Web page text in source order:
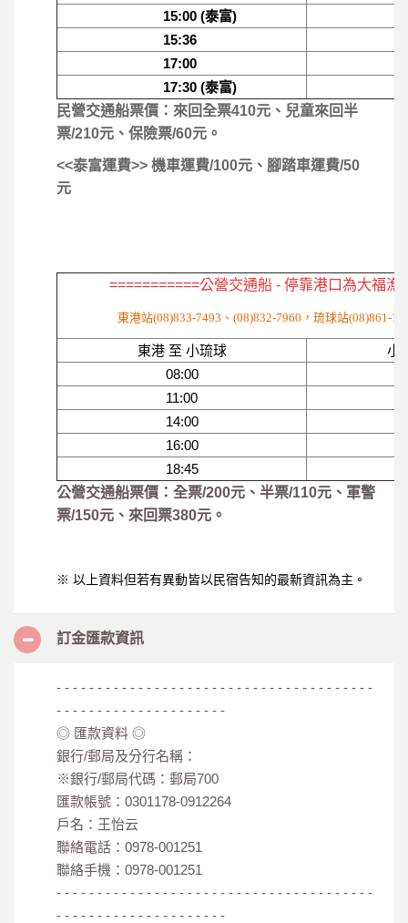
15:00 (泰富)
15:36
17:00
17:30 (泰富)
民營交通船票價：來回全票410元、兒童來回半
票/210元、保險票/60元。
<<泰富運費>> 機車運費/100元、腳踏車運費/50
元
===========公營交通船- 停靠港口為大福漁
東港站(08)833-7493、(08)832-7960，琉球站(08)861-
東港 至 小琉球
小
08:00
11:00
14:00
16:00
18:45
公營交通船票價：全票/200元、半票/110元、軍警
票/150元、來回票380元。
※ 以上資料但若有異動皆以民宿告知的最新資訊為主。
訂金匯款資訊
- - - - - - - - - - - - - - - - - - - - - - - - - - - - - - - - - - - - - - -
- - - - - - - - - - - - - - - - - - - - -
◎ 匯款資料 ◎
銀行/郵局及分行名稱：
※銀行/郵局代碼：郵局700
匯款帳號：0301178-0912264
戶名：王怡云
聯絡電話：0978-001251
聯絡手機：0978-001251
- - - - - - - - - - - - - - - - - - - - - - - - - - - - - - - - - - - - - - -
- - - - - - - - - - - - - - - - - - - - -